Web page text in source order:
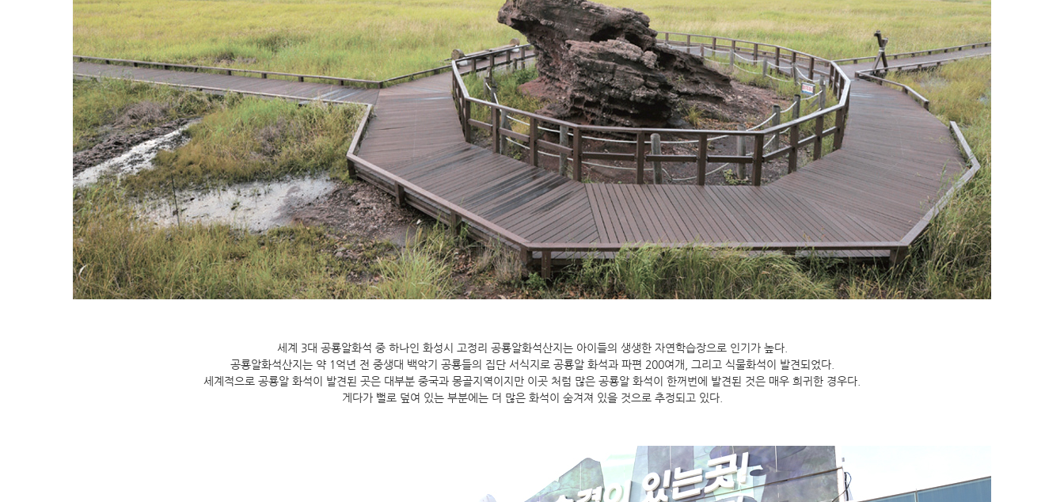
세계 3대 공룡알화석 중 하나인 화성시 고정리 공룡알화석산지는 아이들의 생생한 자연학습장으로 인기가 높다.
공룡알화석산지는 약 1억년 전 중생대 백악기 공룡들의 집단 서식지로 공룡알 화석과 파편 200여개, 그리고 식물화석이 발견되었다.
세계적으로 공룡알 화석이 발견된 곳은 대부분 중국과 몽골지역이지만 이곳 처럼 많은 공룡알 화석이 한꺼번에 발견된 것은 매우 희귀한 경우다.
게다가 뻘로 덮여 있는 부분에는 더 많은 화석이 숨겨져 있을 것으로 추정되고 있다.